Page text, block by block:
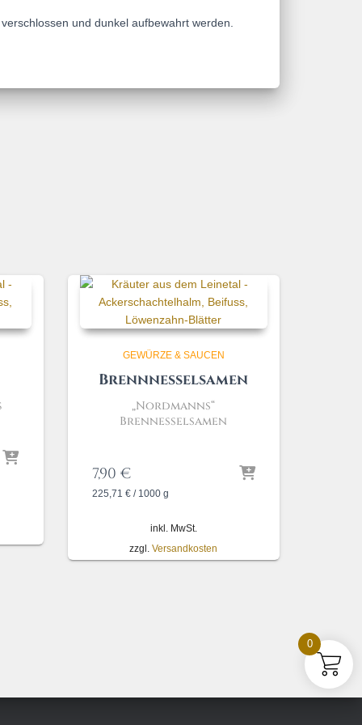
und dunkel aufbewahrt werden.
GEWÜRZE & SAUCEN
Brennnesselsamen
„Nordmanns“
Brennesselsamen
7,90 €
225,71 €/ 1000 g
inkl. MwSt.
zzgl.Versandkosten
0